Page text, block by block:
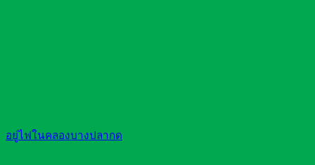
อยู่ไฟในคลองบางปลากด